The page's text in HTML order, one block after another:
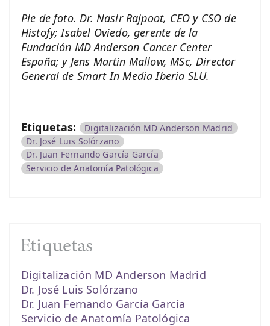
Pie de foto. Dr. Nasir Rajpoot, CEO y CSO de
Histofy; Isabel Oviedo, gerente de la
Fundación MD Anderson Cancer Center
España; y Jens Martin Mallow, MSc, Director
General de Smart In Media Iberia SLU.
Etiquetas:
Digitalización MD Anderson Madrid
Dr. José Luis Solórzano
Dr. Juan Fernando García García
Servicio de Anatomía Patológica
Etiquetas
Digitalización MD Anderson Madrid
Dr. José Luis Solórzano
Dr. Juan Fernando García García
Servicio de Anatomía Patológica